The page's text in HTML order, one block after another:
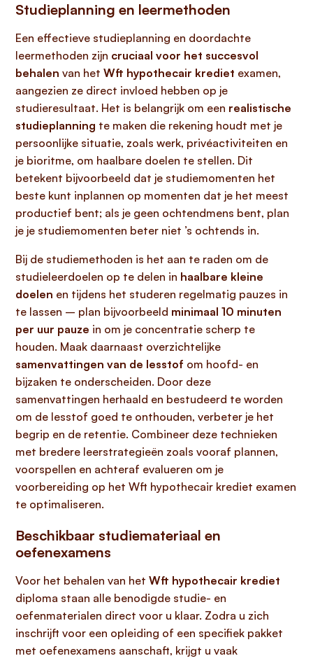
Studieplanning en leermethoden
Een effectieve studieplanning en doordachte
leermethoden zijn cruciaal voor het succesvol
behalen van het Wft hypothecair krediet examen,
aangezien ze direct invloed hebben op je
studieresultaat. Het is belangrijk om een realistische
studieplanning te maken die rekening houdt met je
persoonlijke situatie, zoals werk, privéactiviteiten en
je bioritme, om haalbare doelen te stellen. Dit
betekent bijvoorbeeld dat je studiemomenten het
beste kunt inplannen op momenten dat je het meest
productief bent; als je geen ochtendmens bent, plan
je je studiemomenten beter niet ’s ochtends in.
Bij de studiemethoden is het aan te raden om de
studieleerdoelen op te delen in haalbare kleine
doelen en tijdens het studeren regelmatig pauzes in
te lassen – plan bijvoorbeeld minimaal 10 minuten
per uur pauze in om je concentratie scherp te
houden. Maak daarnaast overzichtelijke
samenvattingen van de lesstof om hoofd- en
bijzaken te onderscheiden. Door deze
samenvattingen herhaald en bestudeerd te worden
om de lesstof goed te onthouden, verbeter je het
begrip en de retentie. Combineer deze technieken
met bredere leerstrategieën zoals vooraf plannen,
voorspellen en achteraf evalueren om je
voorbereiding op het Wft hypothecair krediet examen
te optimaliseren.
Beschikbaar studiemateriaal en
oefenexamens
Voor het behalen van het Wft hypothecair krediet
diploma staan alle benodigde studie- en
oefenmaterialen direct voor u klaar. Zodra u zich
inschrijft voor een opleiding of een specifiek pakket
met oefenexamens aanschaft, krijgt u vaak